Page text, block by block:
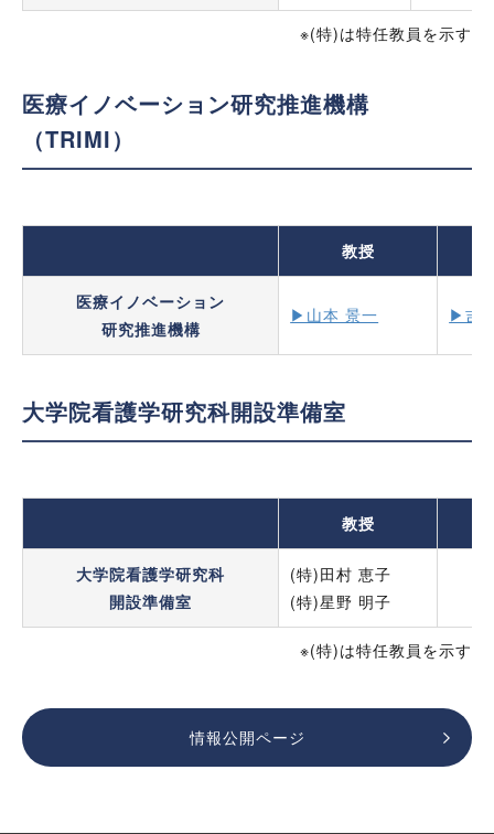
※(特)は特任教員を示す
医療イノベーション研究推進機構
（TRIMI）
教授
医療イノベーション
研究推進機構
▶山本 景一 ▶吉
大学院看護学研究科開設準備室
教授
大学院看護学研究科
開設準備室
(特)田村 恵子
(特)星野 明子
※(特)は特任教員を示す
情報公開ページ